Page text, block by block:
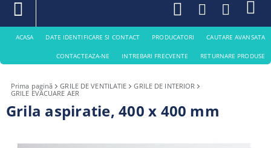
ACASA DATE IDENTIFICARE SI CONTACT PRODUCATORI CAUTARE AVANSATA
CONTACTEAZA-NE INTREBARI FRECVENTE RETURNARE PRODUSE
Prima pagină GRILE DE VENTILATIE
GRILE DE INTERIOR
GRILE EVACUARE AER
Grila aspiratie, 400 x 400 mm